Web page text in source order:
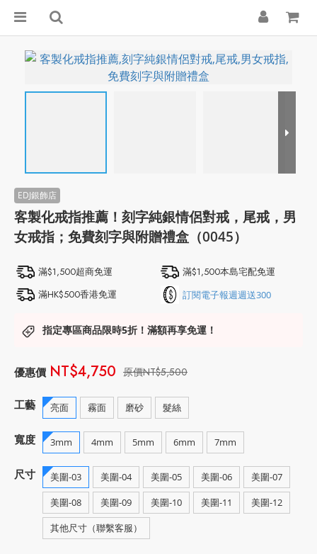
客製化戒指推薦！刻字純銀情侶對戒，尾戒，男
女戒指；免費刻字與附贈禮盒（0045）
滿$1,500超商免運
滿$1,500本島宅配免運
滿HK$500香港免運
訂閱電子報週週送300
指定專區商品限時5折！滿額再享免運！
NT$5,500
NT$4,750
工藝 亮面 霧面 磨砂 髮絲
寬度 3mm 4mm 5mm 6mm 7mm
尺寸 美圍-03 美圍-04 美圍-05 美圍-06
美圍-07
美圍-08
美圍-09 美圍-10 美圍-11
美圍-12
其他尺寸（聯繫客服）